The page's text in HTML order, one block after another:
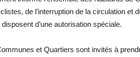
de l’interruption de la circulation et
d’une autorisation spéciale.
et Quartiers sont invités à